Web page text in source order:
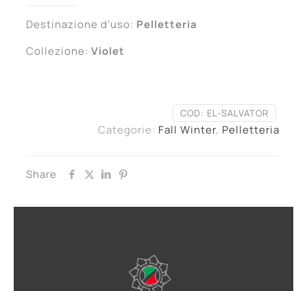
Destinazione d’uso: Pelletteria
Collezione: Violet
COD: EL-SALVATOR
Categorie: Fall Winter, Pelletteria
Share